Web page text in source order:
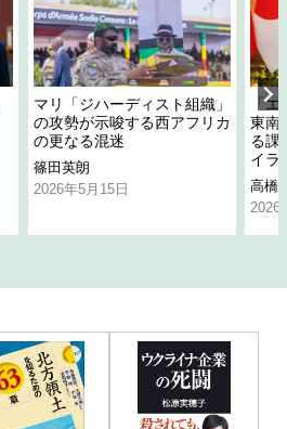
マリ「ジハーディスト組織」
の攻勢が示唆する西アフリカ
の更なる混迷
篠田英朗
2026年5月15日
「
東南
る課
イラ
高橋
2026